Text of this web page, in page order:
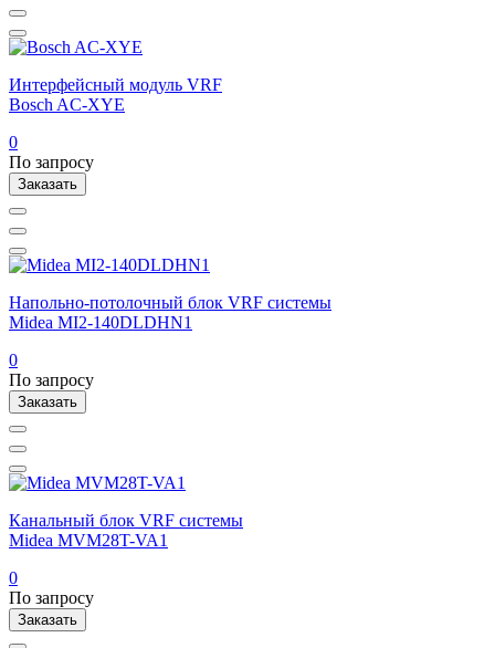
Интерфейсный модуль VRF
Bosch AC-XYE
0
По запросу
Заказать
Напольно-потолочный блок VRF системы
Midea MI2-140DLDHN1
0
По запросу
Заказать
Канальный блок VRF системы
Midea MVM28T-VA1
0
По запросу
Заказать